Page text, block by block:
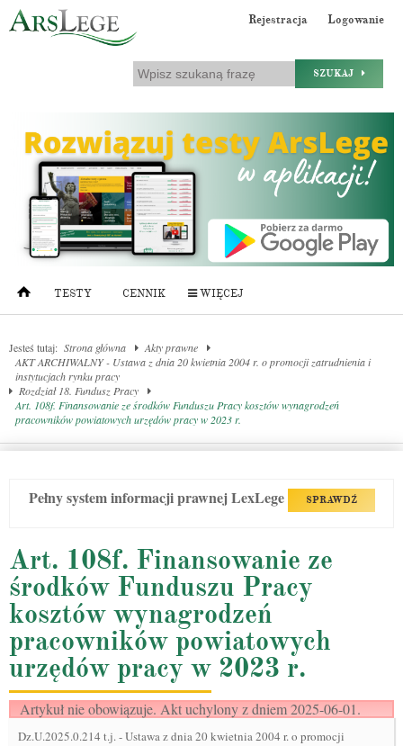
Rejestracja Logowanie
SZUKAJ
TESTY CENNIK WIĘCEJ
Jesteś tutaj: Strona główna
Akty prawne
AKT ARCHIWALNY - Ustawa z dnia 20 kwietnia 2004 r. o promocji zatrudnienia i
instytucjach rynku pracy
Rozdział 18. Fundusz Pracy
Art. 108f. Finansowanie ze środków Funduszu Pracy kosztów wynagrodzeń
pracowników powiatowych urzędów pracy w 2023 r.
Pełny system informacji prawnej LexLege SPRAWDŹ
Art. 108f. Finansowanie ze
środków Funduszu Pracy
kosztów wynagrodzeń
pracowników powiatowych
urzędów pracy w 2023 r.
Artykuł nie obowiązuje. Akt uchylony z dniem 2025-06-01.
Dz.U.2025.0.214 t.j.-Ustawa z dnia 20 kwietnia 2004 r. o promocji